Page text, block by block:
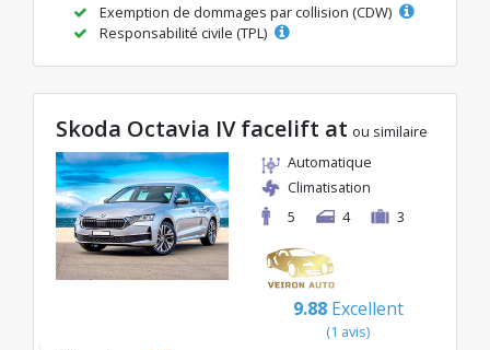
Exemption de dommages par collision (CDW)
Responsabilité civile (TPL)
Skoda Octavia IV facelift at ou similaire
Automatique
Climatisation
5
4 3
9.88 Excellent
(1 avis)